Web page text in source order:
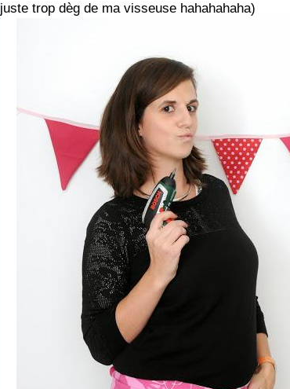
juste trop dèg de ma visseuse hahahahaha)